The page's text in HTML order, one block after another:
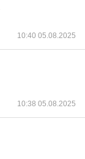
10:40 05.08.2025
10:38 05.08.2025